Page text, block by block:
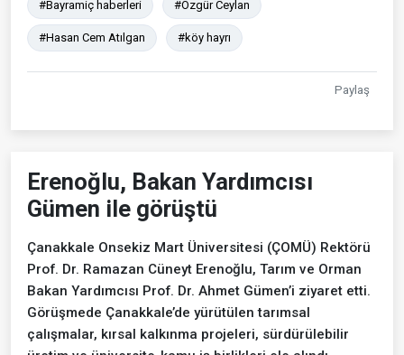
#Bayramiç haberleri #Özgür Ceylan
#Hasan Cem Atılgan #köy hayrı
Paylaş
Erenoğlu, Bakan Yardımcısı
Gümen ile görüştü
Çanakkale Onsekiz Mart Üniversitesi (ÇOMÜ) Rektörü
Prof. Dr. Ramazan Cüneyt Erenoğlu, Tarım ve Orman
Bakan Yardımcısı Prof. Dr. Ahmet Gümen’i ziyaret etti.
Görüşmede Çanakkale’de yürütülen tarımsal
çalışmalar, kırsal kalkınma projeleri, sürdürülebilir